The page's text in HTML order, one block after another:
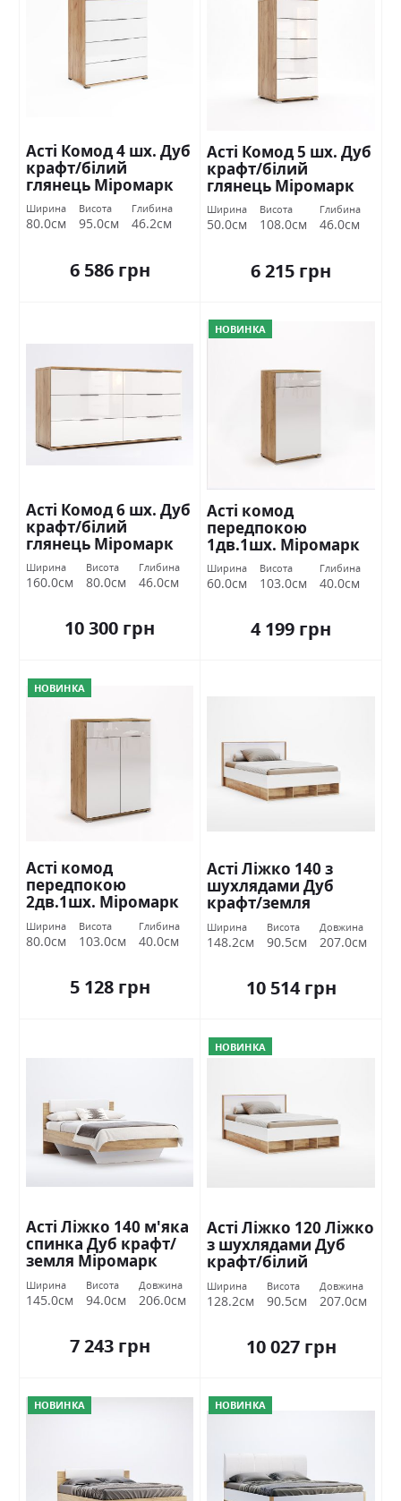
Асті Комод 4 шх. Дуб
крафт/білий
глянець Міромарк
Ширина
80.0см
Висота
95.0см
Глибина
46.2см
6 586 грн
Асті Комод 5 шх. Дуб
крафт/білий
глянець Міромарк
Ширина
50.0см
Висота
108.0см
Глибина
46.0см
6 215 грн
Асті Комод 6 шх. Дуб
крафт/білий
глянець Міромарк
Ширина
160.0см
Висота
80.0см
Глибина
46.0см
10 300 грн
НОВИНКА
Асті комод
передпокою
1дв.1шх. Міромарк
Ширина
60.0см
Висота
103.0см
Глибина
40.0см
4 199 грн
НОВИНКА
Асті комод
передпокою
2дв.1шх. Міромарк
Ширина
80.0см
Висота
103.0см
Глибина
40.0см
5 128 грн
Асті Ліжко 140 з
шухлядами Дуб
крафт/земля
Міромарк
Ширина
148.2см
Висота
90.5см
Довжина
207.0см
10 514 грн
Асті Ліжко 140 м'яка
спинка Дуб крафт/
земля Міромарк
Ширина
145.0см
Висота
94.0см
Довжина
206.0см
7 243 грн
НОВИНКА
Асті Ліжко 120 Ліжко
з шухлядами Дуб
крафт/білий
глянець Міромарк
Ширина
128.2см
Висота
90.5см
Довжина
207.0см
10 027 грн
НОВИНКА НОВИНКА